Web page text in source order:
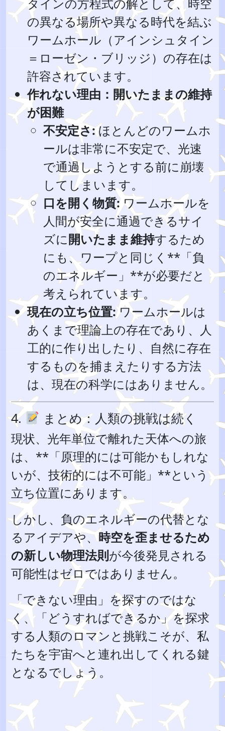
の異なる場所や異なる時代を結ぶ
ワームホール（アインシュタイン
＝ローゼン・ブリッジ）の存在は
許容されています。
作れない理由：開いたままの維持
が困難
不安定さ: ほとんどのワームホ
ールは非常に不安定で、光速
で通過しようとする前に崩壊
してしまいます。
口を開く物質: ワームホールを
人間が安全に通過できるサイ
ズに開いたまま維持するため
にも、ワープと同じく**「負
のエネルギー」**が必要だと
考えられています。
現在の立ち位置: ワームホールは
あくまで理論上の存在であり、人
工的に作り出したり、自然に存在
するものを捕まえたりする方法
は、現在の科学にはありません。
4. まとめ：人類の挑戦は続く
現状、光年単位で離れた天体への旅
は、**「原理的には可能かもしれな
いが、技術的には不可能」**という
立ち位置にあります。
しかし、負のエネルギーの代替とな
るアイデアや、 時空を歪ませるため
の新しい物理法則が今後発見される
可能性はゼロではありません。
「できない理由」を探すのではな
く、「どうすればできるか」を探求
する人類のロマンと挑戦こそが、私
たちを宇宙へと連れ出してくれる鍵
となるでしょう。